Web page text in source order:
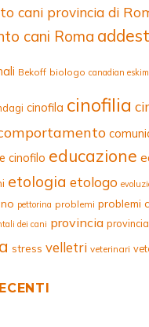
cani provincia di
cani Roma
Bekoff biologo canadian
cinofila cinofilia
cinofilo educazione
etologia etologo
pettorina problemi problemi
dei cani provincia
stress velletri veterinari